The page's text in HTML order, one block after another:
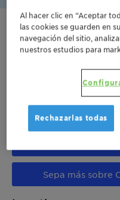
|
Tailings
Sepa más sobre
Al hacer clic en “Aceptar
las cookies se guarden en
navegación del sitio,
nuestros estudios para
Rechazarlas todas